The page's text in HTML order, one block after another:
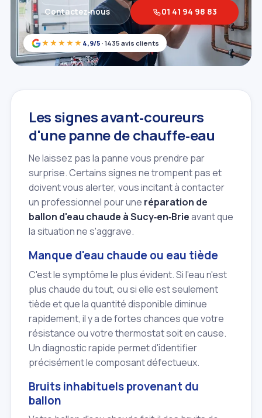
★★★★★ 4,9/5 · 1435 avis clients
Contactez‑nous 01 41 94 98 83
Les signes avant‑coureurs
d'une panne de chauffe‑eau
Ne laissez pas la panne vous prendre par
surprise. Certains signes ne trompent pas et
doivent vous alerter, vous incitant à contacter
un professionnel pour une réparation de
ballon d'eau chaude à Sucy‑en‑Brieavant que
la situation ne s'aggrave.
Manque d'eau chaude ou eau tiède
C'est le symptôme le plus évident. Si l'eau n'est
plus chaude du tout, ou si elle est seulement
tiède et que la quantité disponible diminue
rapidement, il y a de fortes chances que votre
résistance ou votre thermostat soit en cause.
Un diagnostic rapide permet d'identifier
précisément le composant défectueux.
Bruits inhabituels provenant du
ballon